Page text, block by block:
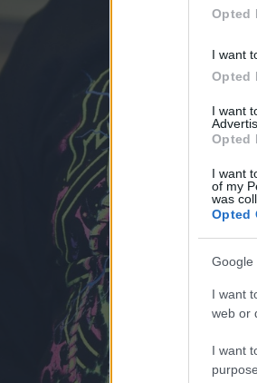
Opted
I want
Opted
I want
Opted
I want
of my
was
Opted
Google
I want
web or
I want